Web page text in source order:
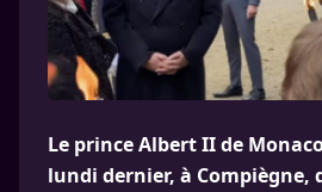
Le prince Albert II de
lundi dernier, à Compiègne,